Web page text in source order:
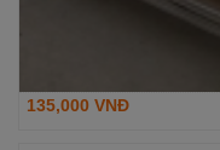
135,000 VNĐ